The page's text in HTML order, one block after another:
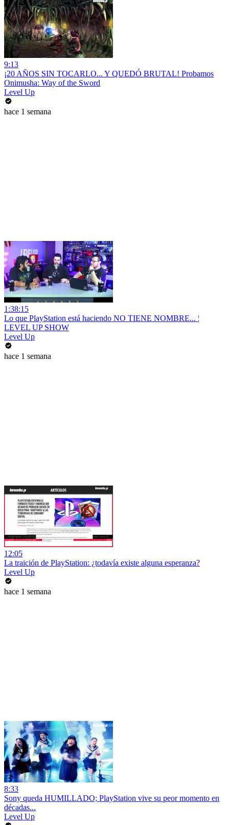
9:13
¡20 AÑOS SIN TOCARLO... Y QUEDÓ BRUTAL! Probamos
Onimusha: Way of the Sword
Level Up
hace 1 semana
1:38:15
Lo que PlayStation está haciendo NO TIENE NOMBRE... ¦
LEVEL UP SHOW
Level Up
hace 1 semana
12:05
La traición de PlayStation: ¿todavía existe alguna esperanza?
Level Up
hace 1 semana
8:33
Sony queda HUMILLADO; PlayStation vive su peor momento en
décadas...
Level Up